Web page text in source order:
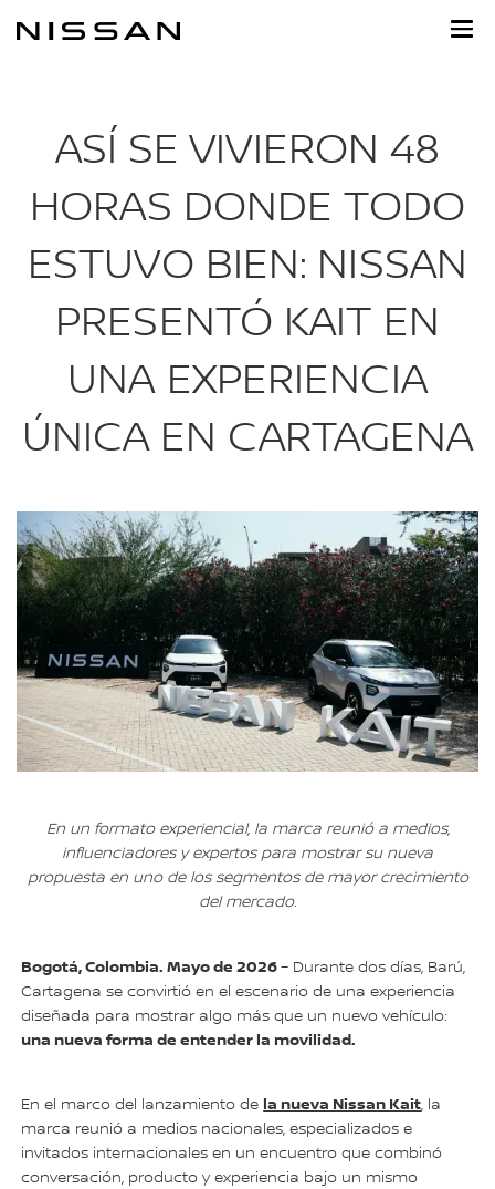
ASÍ SE VIVIERON 48
HORAS DONDE TODO
ESTUVO BIEN: NISSAN
PRESENTÓ KAIT EN
UNA EXPERIENCIA
ÚNICA EN CARTAGENA
En un formato experiencial, la marca reunió a medios,
influenciadores y expertos para mostrar su nueva
propuesta en uno de los segmentos de mayor crecimiento
del mercado.
Bogotá, Colombia. Mayo de 2026– Durante dos días, Barú,
Cartagena se convirtió en el escenario de una experiencia
diseñada para mostrar algo más que un nuevo vehículo:
una nueva forma de entender la movilidad.
En el marco del lanzamiento de la nueva Nissan Kait, la
marca reunió a medios nacionales, especializados e
invitados internacionales en un encuentro que combinó
conversación, producto y experiencia bajo un mismo